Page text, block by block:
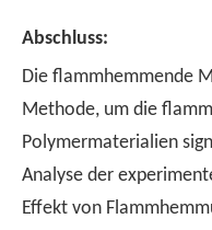
Abschluss:
Die flammhemmende
Methode, um die
Polymermaterialien
Analyse der
Effekt von